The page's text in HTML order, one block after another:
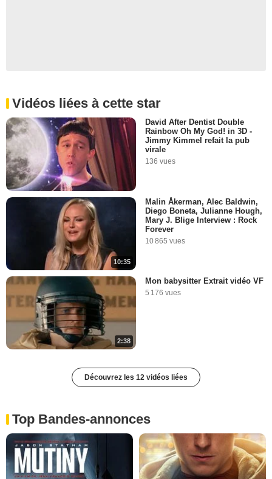
Vidéos liées à cette star
David After Dentist Double
Rainbow Oh My God! in 3D -
Jimmy Kimmel refait la pub
virale
136 vues
10:35
Malin Åkerman, Alec Baldwin,
Diego Boneta, Julianne Hough,
Mary J. Blige Interview : Rock
Forever
10 865 vues
2:38
Mon babysitter Extrait vidéo VF
5 176 vues
Découvrez les 12 vidéos liées
Top Bandes-annonces